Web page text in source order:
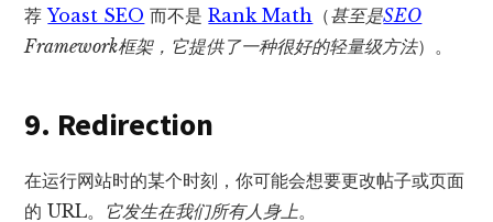
荐Yoast SEO 而不是Rank Math （甚至是SEO
Framework框架，它提供了一种很好的轻量级方法）。
9. Redirection
在运行网站时的某个时刻，你可能会想要更改帖子或页面
的 URL。 它发生在我们所有人身上。